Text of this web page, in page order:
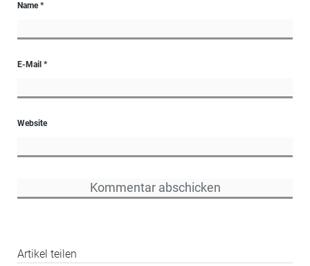
Name*
E-Mail *
Website
Artikel teilen